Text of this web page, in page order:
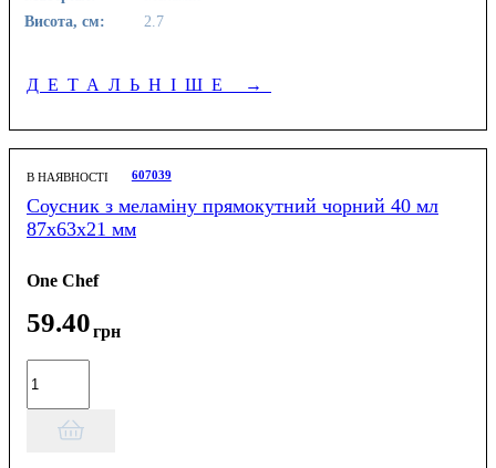
Висота, см:
2.7
ДЕТАЛЬНІШЕ →
В НАЯВНОСТІ 607039
Соусник з меламіну прямокутний чорний 40 мл
87х63х21 мм
One Chef
59.40грн